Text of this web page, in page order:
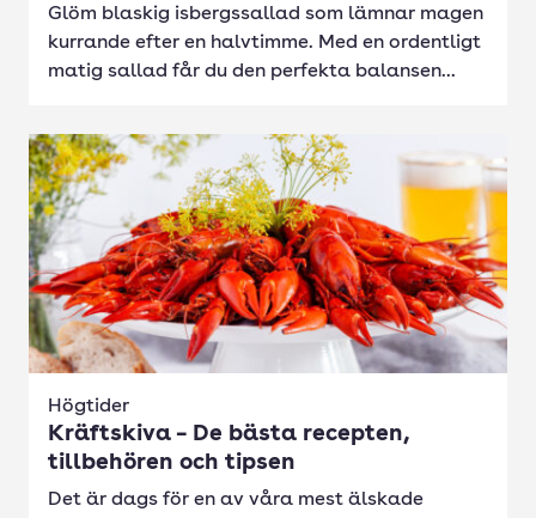
Glöm blaskig isbergssallad som lämnar magen
kurrande efter en halvtimme. Med en ordentligt
matig sallad får du den perfekta balansen...
Högtider
Kräftskiva – De bästa recepten,
tillbehören och tipsen
Det är dags för en av våra mest älskade